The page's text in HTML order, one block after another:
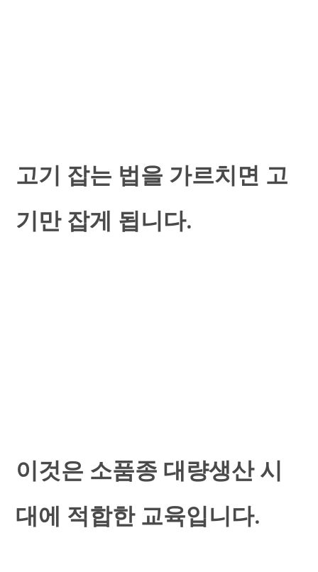
고기 잡는 법을 가르치면 고
기만 잡게 됩니다.
이것은 소품종 대량생산 시
대에 적합한 교육입니다.